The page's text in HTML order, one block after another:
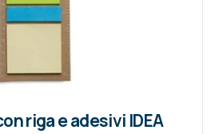
riga e adesivi IDEA